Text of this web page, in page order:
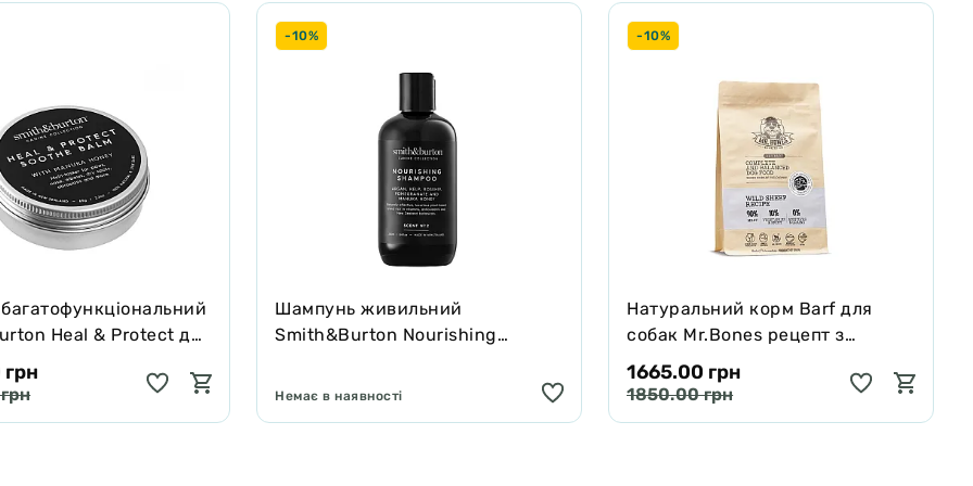
ейкозапентаєнова кислота (EPA) - 0,30%; глюкозамін - 1400 мг /
Heal & Protect для
зцілює та захищає
-10%
Шампунь живильний
Smith&Burton Nourishing
подвійної шерсті собак 250 мл
Немає в наявності
-10%
Натуральний корм Barf для
собак Mr.Bones рецепт з
Муфлона 1 кг
1665.00 грн
1850.00 грн